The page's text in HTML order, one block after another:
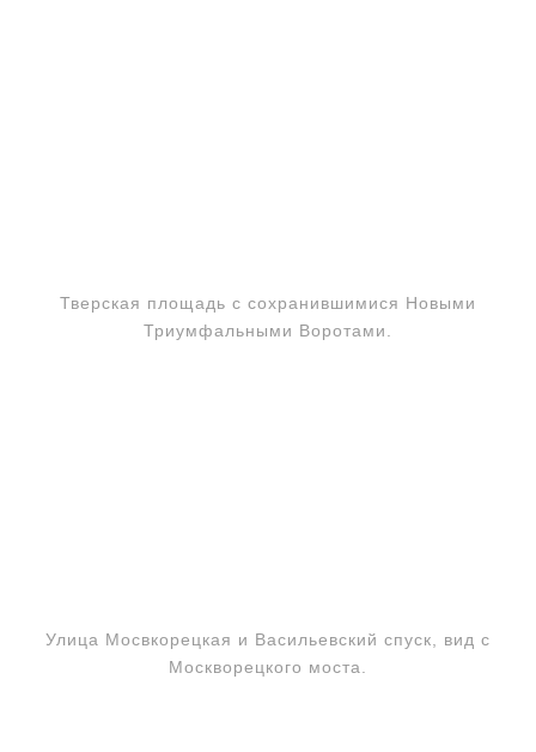
Тверская площадь с сохранившимися Новыми
Триумфальными Воротами.
Улица Мосвкорецкая и Васильевский спуск, вид с
Москворецкого моста.